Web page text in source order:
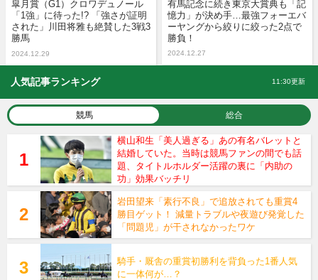
皐月賞（G1）クロワデュノール
「1強」に待った!? 「強さが証明
された」川田将雅も絶賛した3戦3
勝馬
2024.12.29
有馬記念に続き東京大賞典も「記
憶力」が決め手…最強フォーエバ
ーヤングから絞りに絞った2点で
勝負！
2024.12.27
人気記事ランキング 11:30更新
競馬 総合
横山和生「美人過ぎる」あの有名バレットと
結婚していた。当時は競馬ファンの間でも話
題、タイトルホルダー活躍の裏に「内助の
功」効果バッチリ
岩田望来「素行不良」で追放されても重賞4
勝目ゲット！ 減量トラブルや夜遊び発覚した
「問題児」が干されなかったワケ
騎手・厩舎の重賞初勝利を背負った1番人気
に一体何が…？